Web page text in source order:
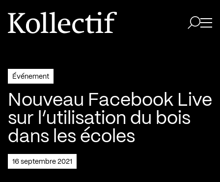
Aller à la page d'accueil
Logo Kollectif
Événement
Nouveau Facebook Live
sur l’utilisation du bois
dans les écoles
16 septembre 2021